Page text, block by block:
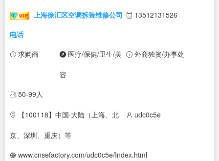
上海徐汇区空调拆装维修公司
电话
13512131526
求购商 医疗/保健/卫生/美
容
外商独资/办事处
50-99人
【100118】中国·大陆（上海、北
京、深圳、重庆）等
udc0c5e
www.cnsefactory.com/udc0c5e/Index.html